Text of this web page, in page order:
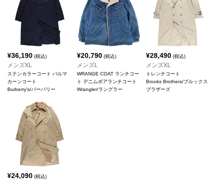
¥36,190 (税込)
メンズXL
ステンカラーコート バルマ
カーンコート
Burberry's/バーバリー
¥20,790(税込)
メンズL
WRANGE COAT ランチコー
ト デニムボアランチコート
Wrangler/ラングラー
¥28,490 (税込)
メンズXL
トレンチコート
Brooks Brothers/ブルックス
ブラザーズ
¥24,090 (税込)